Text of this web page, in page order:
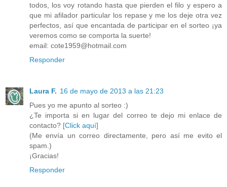
todos, los voy rotando hasta que pierden el filo y espero a
que mi afilador particular los repase y me los deje otra vez
perfectos, así que encantada de participar en el sorteo ¡ya
veremos como se comporta la suerte!
email: cote1959@hotmail.com
Responder
Laura F. 16 de mayo de 2013 a las 21:23
Pues yo me apunto al sorteo :)
¿Te importa si en lugar del correo te dejo mi enlace de
contacto? [Click aquí]
(Me envía un correo directamente, pero así me evito el
spam.)
¡Gracias!
Responder